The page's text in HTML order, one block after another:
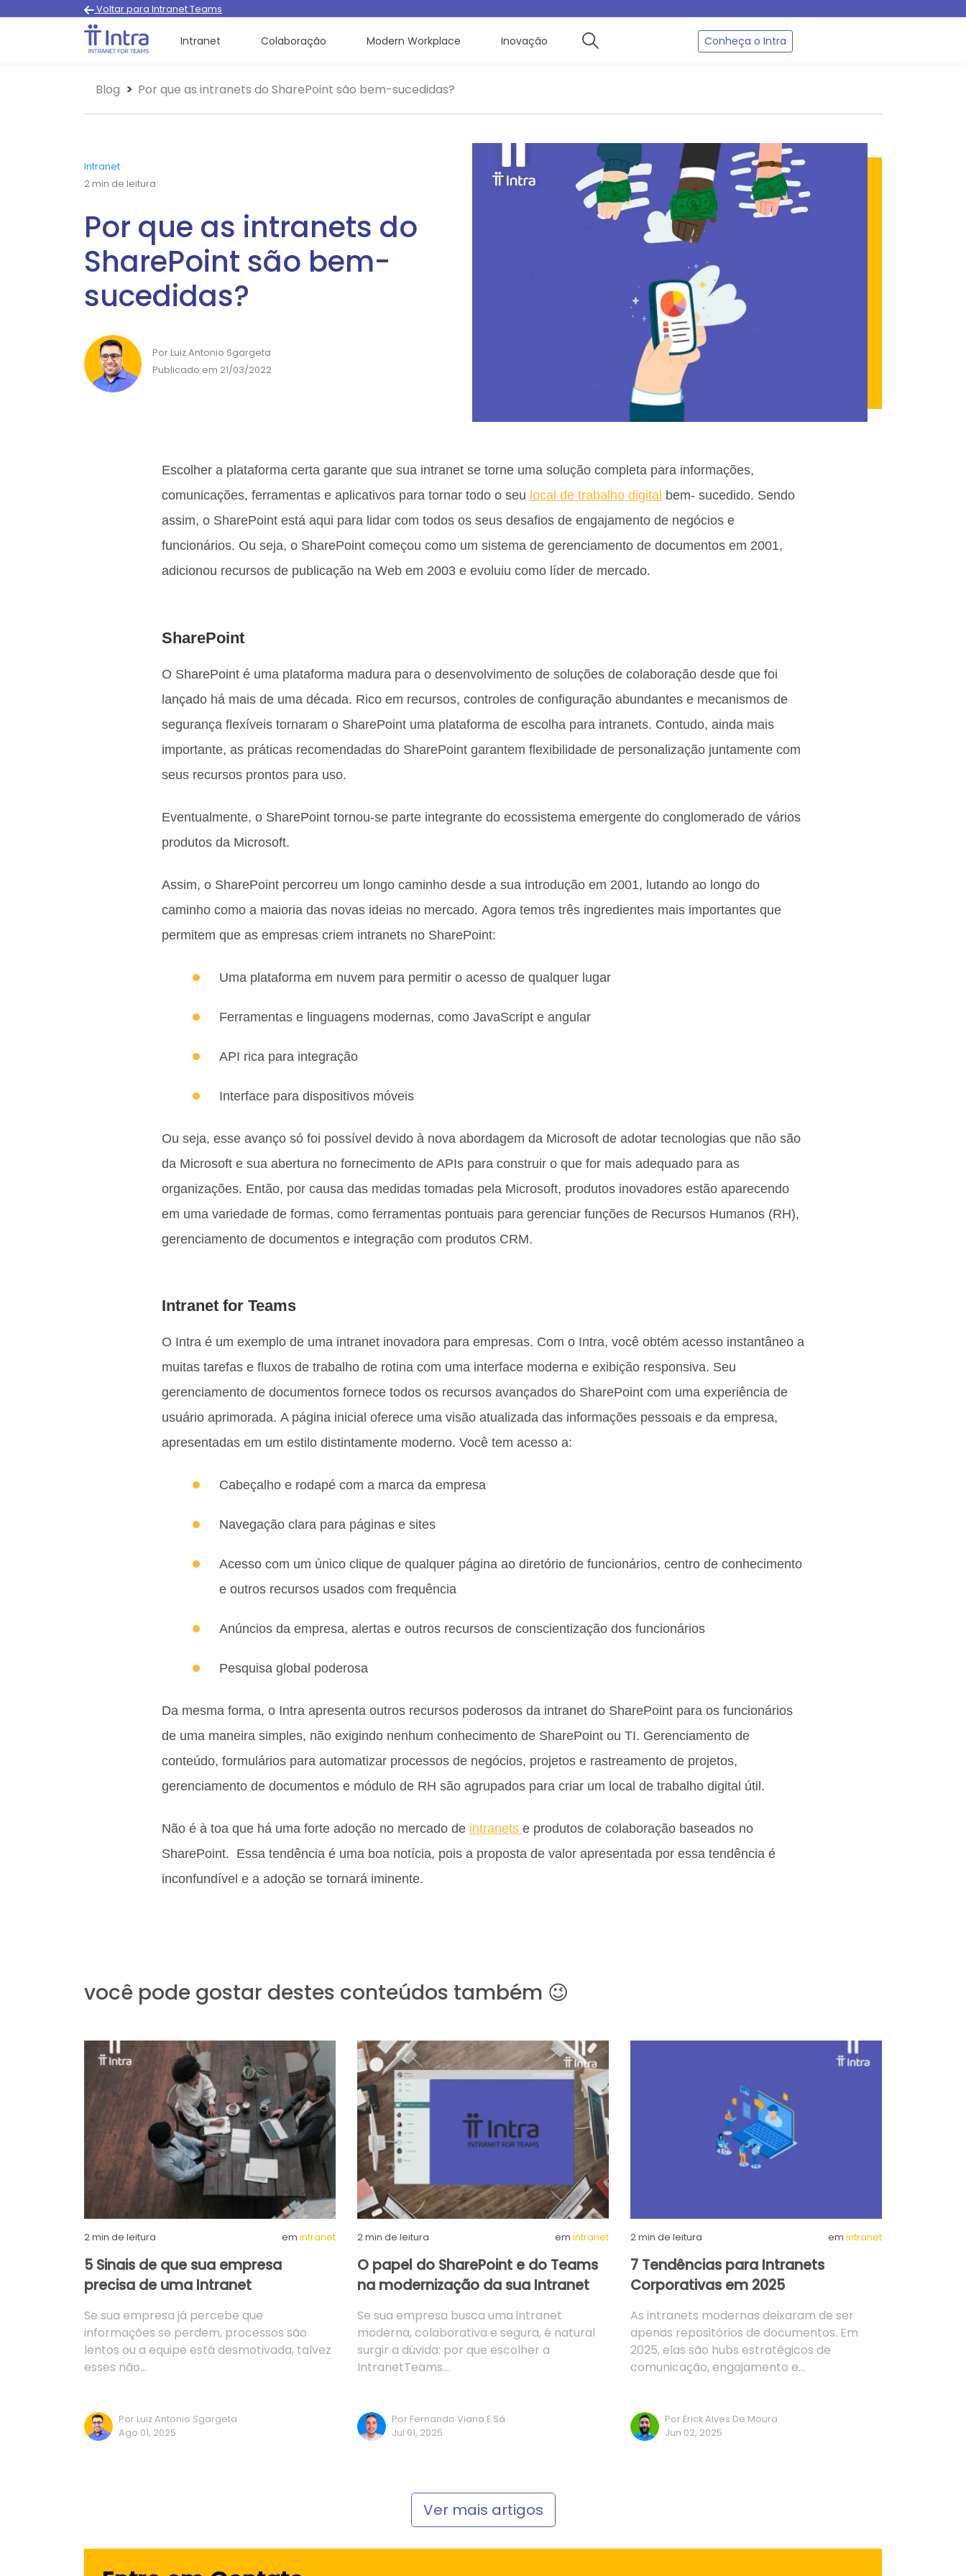
Voltar para Intranet Teams
Intranet Colaboração Modern Workplace Inovação Conheça o Intra
Blog Por que as intranets do SharePoint são bem-sucedidas?
Intranet
2min de leitura
Por que as intranets do
SharePoint são bem-
sucedidas?
Por Luiz Antonio Sgargeta
Publicado em 21/03/2022
Escolher a plataforma certa garante que sua intranet se torne uma solução completa para informações,
comunicações, ferramentas e aplicativos para tornar todo o seu local de trabalho digital bem- sucedido. Sendo
assim, o SharePoint está aqui para lidar com todos os seus desafios de engajamento de negócios e
funcionários. Ou seja, o SharePoint começou como um sistema de gerenciamento de documentos em 2001,
adicionou recursos de publicação na Web em 2003 e evoluiu como líder de mercado.
SharePoint
O SharePoint é uma plataforma madura para o desenvolvimento de soluções de colaboração desde que foi
lançado há mais de uma década. Rico em recursos, controles de configuração abundantes e mecanismos de
segurança flexíveis tornaram o SharePoint uma plataforma de escolha para intranets. Contudo, ainda mais
importante, as práticas recomendadas do SharePoint garantem flexibilidade de personalização juntamente com
seus recursos prontos para uso.
Eventualmente, o SharePoint tornou-se parte integrante do ecossistema emergente do conglomerado de vários
produtos da Microsoft.
Assim, o SharePoint percorreu um longo caminho desde a sua introdução em 2001, lutando ao longo do
caminho como a maioria das novas ideias no mercado. Agora temos três ingredientes mais importantes que
permitem que as empresas criem intranets no SharePoint:
Uma plataforma em nuvem para permitir o acesso de qualquer lugar
Ferramentas e linguagens modernas, como JavaScript e angular
API rica para integração
Interface para dispositivos móveis
Ou seja, esse avanço só foi possível devido à nova abordagem da Microsoft de adotar tecnologias que não são
da Microsoft e sua abertura no fornecimento de APIs para construir o que for mais adequado para as
organizações. Então, por causa das medidas tomadas pela Microsoft, produtos inovadores estão aparecendo
em uma variedade de formas, como ferramentas pontuais para gerenciar funções de Recursos Humanos (RH),
gerenciamento de documentos e integração com produtos CRM.
Intranet for Teams
O Intra é um exemplo de uma intranet inovadora para empresas. Com o Intra, você obtém acesso instantâneo a
muitas tarefas e fluxos de trabalho de rotina com uma interface moderna e exibição responsiva. Seu
gerenciamento de documentos fornece todos os recursos avançados do SharePoint com uma experiência de
usuário aprimorada. A página inicial oferece uma visão atualizada das informações pessoais e da empresa,
apresentadas em um estilo distintamente moderno. Você tem acesso a:
Cabeçalho e rodapé com a marca da empresa
Navegação clara para páginas e sites
Acesso com um único clique de qualquer página ao diretório de funcionários, centro de conhecimento
e outros recursos usados ​​com frequência
Anúncios da empresa, alertas e outros recursos de conscientização dos funcionários
Pesquisa global poderosa
Da mesma forma, o Intra apresenta outros recursos poderosos da intranet do SharePoint para os funcionários
de uma maneira simples, não exigindo nenhum conhecimento de SharePoint ou TI. Gerenciamento de
conteúdo, formulários para automatizar processos de negócios, projetos e rastreamento de projetos,
gerenciamento de documentos e módulo de RH são agrupados para criar um local de trabalho digital útil.
Não é à toa que há uma forte adoção no mercado de intranets e produtos de colaboração baseados no
SharePoint. Essa tendência é uma boa notícia, pois a proposta de valor apresentada por essa tendência é
inconfundível e a adoção se tornará iminente.
você pode gostar destes conteúdos também 😉
2min de leitura em intranet
5 Sinais de que sua empresa
precisa de uma Intranet
Se sua empresa já percebe que
informações se perdem, processos são
lentos ou a equipe está desmotivada, talvez
esses não…
Por Luiz Antonio Sgargeta
Ago 01, 2025
2min de leitura em intranet
O papel do SharePoint e do Teams
na modernização da sua Intranet
Se sua empresa busca uma intranet
moderna, colaborativa e segura, é natural
surgir a dúvida: por que escolher a
IntranetTeams…
Por Fernando Viana E Sá
Jul 01, 2025
2min de leitura em intranet
7 Tendências para Intranets
Corporativas em 2025
As intranets modernas deixaram de ser
apenas repositórios de documentos. Em
2025, elas são hubs estratégicos de
comunicação, engajamento e…
Por Erick Alves De Moura
Jun 02, 2025
Ver mais artigos